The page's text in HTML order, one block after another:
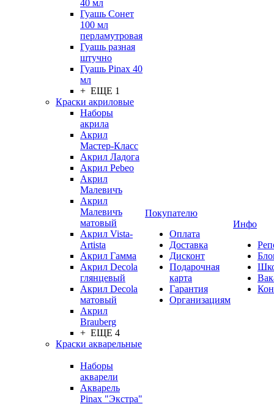
40 мл
Гуашь Сонет
100 мл
перламутровая
Гуашь разная
штучно
Гуашь Pinax 40
мл
+ ЕЩЕ 1
Краски акриловые
Наборы
акрила
Акрил
Мастер-Класс
Акрил Ладога
Акрил Pebeo
Акрил
Малевичъ
Акрил
Малевичъ
матовый
Акрил Vista-
Artista
Акрил Гамма
Акрил Decola
глянцевый
Акрил Decola
матовый
Акрил
Brauberg
+ ЕЩЕ 4
Краски акварельные
Наборы
акварели
Акварель
Pinax "Экстра"
Покупателю
Оплата
Доставка
Дисконт
Подарочная
карта
Гарантия
Организациям
Инфо